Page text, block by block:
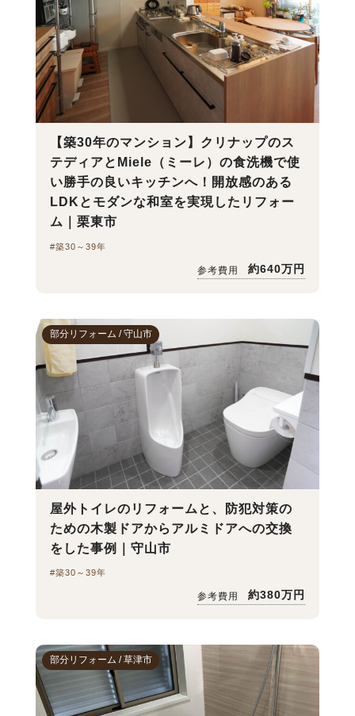
【築30年のマンション】クリナップのス
テディアとMiele（ミーレ）の食洗機で使
い勝手の良いキッチンへ！開放感のある
LDKとモダンな和室を実現したリフォー
ム｜栗東市
#築30～39年
参考費用 約640万円
部分リフォーム / 守山市
屋外トイレのリフォームと、防犯対策の
ための木製ドアからアルミドアへの交換
をした事例｜守山市
#築30～39年
参考費用 約380万円
部分リフォーム / 草津市